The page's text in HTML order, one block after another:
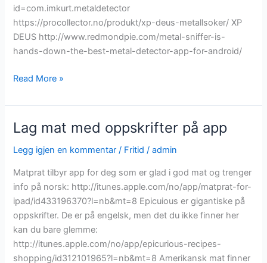
id=com.imkurt.metaldetector
https://procollector.no/produkt/xp-deus-metallsoker/ XP
DEUS http://www.redmondpie.com/metal-sniffer-is-
hands-down-the-best-metal-detector-app-for-android/
Spennende
apper
Read More »
Lag mat med oppskrifter på app
Legg igjen en kommentar / Fritid /admin
Matprat tilbyr app for deg som er glad i god mat og trenger
info på norsk: http://itunes.apple.com/no/app/matprat-for-
ipad/id433196370?l=nb&mt=8 Epicuious er gigantiske på
oppskrifter. De er på engelsk, men det du ikke finner her
kan du bare glemme:
http://itunes.apple.com/no/app/epicurious-recipes-
shopping/id312101965?l=nb&mt=8 Amerikansk mat finner